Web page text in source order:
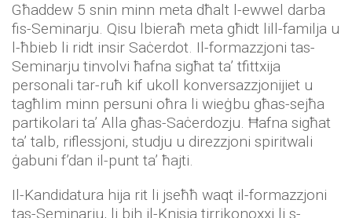
Għaddew 5 snin minn meta dħalt l-ewwel darba
fis-Seminarju. Qisu lbieraħ meta għidt lill-familja u
l-ħbieb li ridt insir Saċerdot. Il-formazzjoni tas-
Seminarju tinvolvi ħafna sigħat ta’ tfittxija
personali tar-ruħ kif ukoll konversazzjonijiet u
tagħlim minn persuni oħra li wieġbu għas-sejħa
partikolari ta’ Alla għas-Saċerdozju. Ħafna sigħat
ta’ talb, riflessjoni, studju u direzzjoni spiritwali
ġabuni f’dan il-punt ta’ ħajti.
Il-Kandidatura hija rit li jseħħ waqt il-formazzjoni
tas-Seminarju, li bih il-Knisja tirrikonoxxi li s-